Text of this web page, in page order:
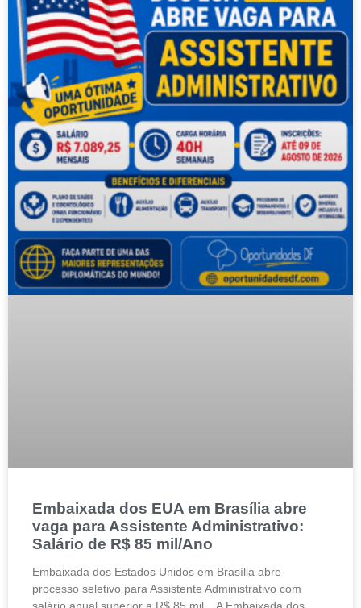
Embaixada dos EUA em Brasília abre
vaga para Assistente Administrativo:
Salário de R$ 85 mil/Ano
Embaixada dos Estados Unidos em Brasília abre
processo seletivo para Assistente Administrativo com